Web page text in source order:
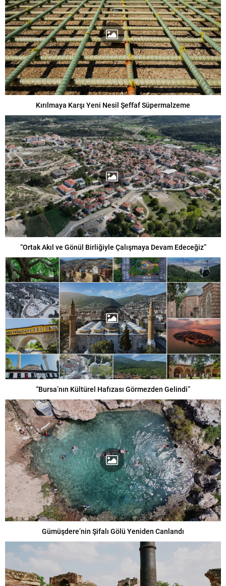
Kırılmaya Karşı Yeni Nesil Şeffaf Süpermalzeme
“Ortak Akıl ve Gönül Birliğiyle Çalışmaya Devam Edeceğiz”
“Bursa’nın Kültürel Hafızası Görmezden Gelindi”
Gümüşdere’nin Şifalı Gölü Yeniden Canlandı